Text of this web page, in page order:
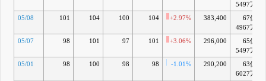
5497万
05/08
101 104 100 104 +2.97% 383,400
67億
4967万
05/07
98 101 97 101 +3.06% 296,000
65億
5497万
05/01
98 100 98 98 -1.01% 290,200
63億
6027万